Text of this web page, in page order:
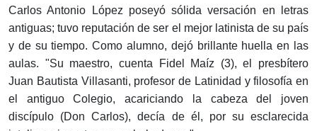
Carlos Antonio López poseyó sólida versación en letras
antiguas; tuvo reputación de ser el mejor latinista de su país
y de su tiempo. Como alumno, dejó brillante huella en las
aulas. "Su maestro, cuenta Fidel Maíz (3), el presbítero
Juan Bautista Villasanti, profesor de Latinidad y filosofía en
el antiguo Colegio, acariciando la cabeza del joven
discípulo (Don Carlos), decía de él, por su esclarecida